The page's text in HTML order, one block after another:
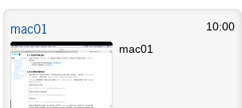
mac01
10:00
mac01